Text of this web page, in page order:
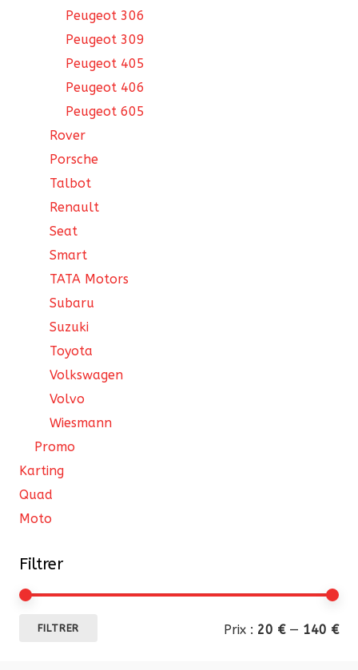
Peugeot 306
Peugeot 309
Peugeot 405
Peugeot 406
Peugeot 605
Rover
Porsche
Talbot
Renault
Seat
Smart
TATA Motors
Subaru
Suzuki
Toyota
Volkswagen
Volvo
Wiesmann
Promo
Karting
Quad
Moto
Filtrer
FILTRER Prix : 20 €— 140 €